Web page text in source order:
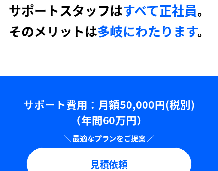
サポートスタッフはすべて正社員。
そのメリットは多岐にわたります。
サポート費用：⽉額50,000円(税別)
（年間60万円）
見積依頼